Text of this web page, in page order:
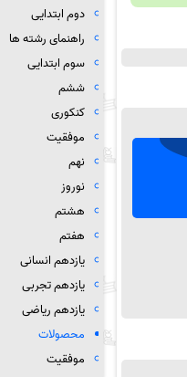
دوم ابتدایی
راهنمای رشته ها
سوم ابتدایی
ششم
کنکوری
موفقیت
نهم
نوروز
هشتم
هفتم
یازدهم انسانی
یازدهم تجربی
یازدهم ریاضی
محصولات
موفقیت